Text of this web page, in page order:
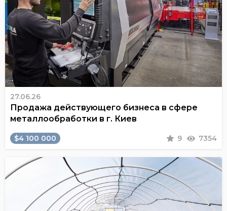
27.06.26
Продажа действующего бизнеса в сфере
металлообработки в г. Киев
$4 100 000 9 7354